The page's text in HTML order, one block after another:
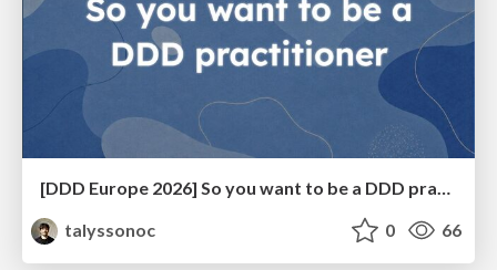
[DDD Europe 2026] So you want to be a DDD practitioner
talyssonoc
0 66